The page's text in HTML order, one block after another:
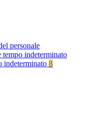
personale
tempo indeterminato
indeterminato 8